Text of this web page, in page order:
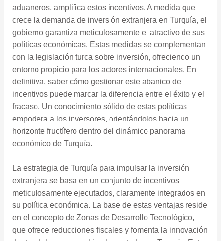
aduaneros, amplifica estos incentivos. A medida que
crece la demanda de inversión extranjera en Turquía, el
gobierno garantiza meticulosamente el atractivo de sus
políticas económicas. Estas medidas se complementan
con la legislación turca sobre inversión, ofreciendo un
entorno propicio para los actores internacionales. En
definitiva, saber cómo gestionar este abanico de
incentivos puede marcar la diferencia entre el éxito y el
fracaso. Un conocimiento sólido de estas políticas
empodera a los inversores, orientándolos hacia un
horizonte fructífero dentro del dinámico panorama
económico de Turquía.
La estrategia de Turquía para impulsar la inversión
extranjera se basa en un conjunto de incentivos
meticulosamente ejecutados, claramente integrados en
su política económica. La base de estas ventajas reside
en el concepto de Zonas de Desarrollo Tecnológico,
que ofrece reducciones fiscales y fomenta la innovación